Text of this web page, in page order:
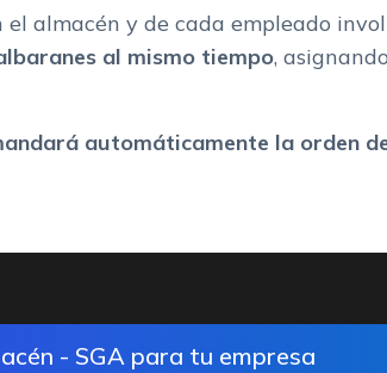
almacén y de cada empleado
al mismo tiempo,
automáticamente la orden
- SGA para tu empresa